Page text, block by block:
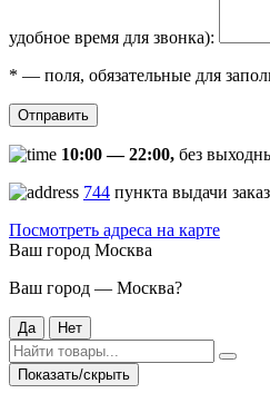
удобное время для звонка):
* — поля, обязательные для
Отправить
10:00 — 22:00, без
744 пункта выдачи
Посмотреть адреса на карте
Ваш город Москва
Ваш город — Москва?
Да Нет
Показать/скрыть